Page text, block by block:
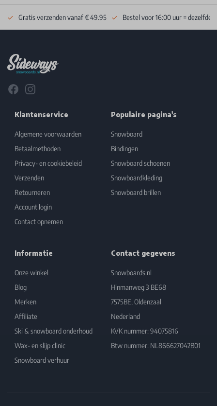
Gratis verzenden vanaf € 49.95 Bestel voor 16:00 uur = dezelfde
FacebookInstagram
Klantenservice
Algemene voorwaarden
Betaalmethoden
Privacy- en cookiebeleid
Verzenden
Retourneren
Account login
Contact opnemen
Populaire pagina's
Snowboard
Bindingen
Snowboard schoenen
Snowboardkleding
Snowboard brillen
Informatie
Onze winkel
Blog
Merken
Affiliate
Ski & snowboard onderhoud
Wax- en slijp clinic
Snowboard verhuur
Contact gegevens
Snowboards.nl
Hinmanweg 3 BE68
7575BE, Oldenzaal
Nederland
KVK nummer: 94075816
Btw nummer: NL866627042B01